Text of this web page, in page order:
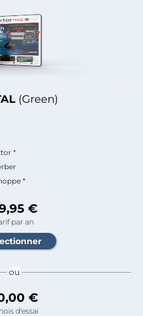
(Green)
*
*
€
par an
ou
€
d'essai